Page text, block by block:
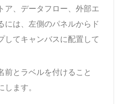
ア、データフロー、外部エ
には、左側のパネルからド
してキャンバスに配置して
前とラベルを付けること
ます。